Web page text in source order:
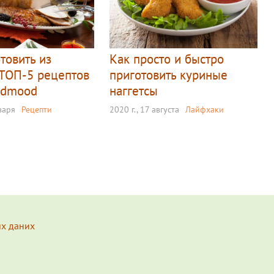
из
5 рецептов
Рецепти
Как просто и быстро
приготовить куриные
наггетсы
2020 г., 17 августа Лайфхаки
даних